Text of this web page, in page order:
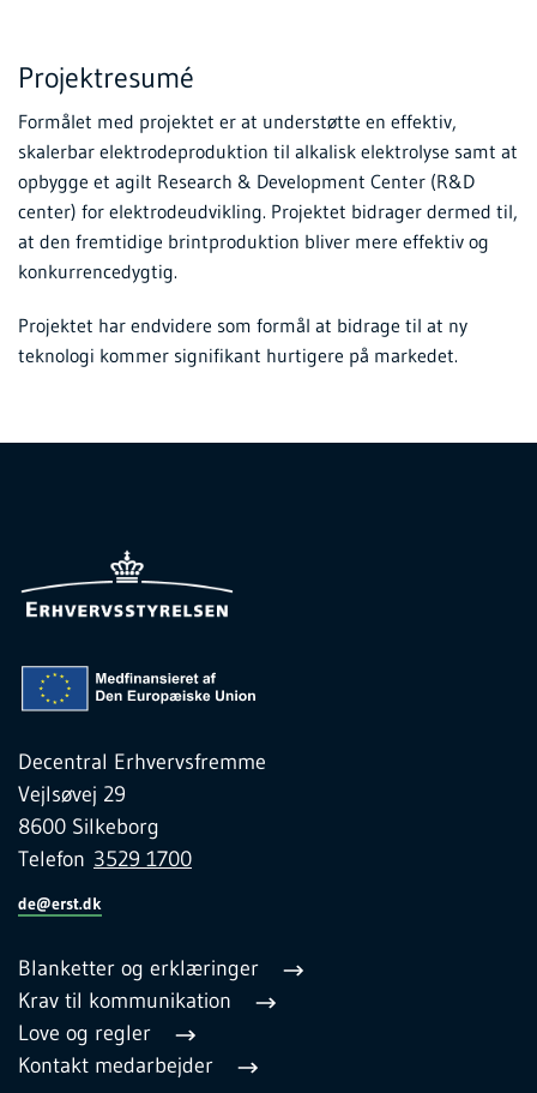
Projektresumé
Formålet med projektet er at understøtte en effektiv,
skalerbar elektrodeproduktion til alkalisk elektrolyse samt at
opbygge et agilt Research & Development Center (R&D
center) for elektrodeudvikling. Projektet bidrager dermed til,
at den fremtidige brintproduktion bliver mere effektiv og
konkurrencedygtig.
Projektet har endvidere som formål at bidrage til at ny
teknologi kommer signifikant hurtigere på markedet.
Decentral Erhvervsfremme
Vejlsøvej 29
8600 Silkeborg
Telefon 3529 1700
de@erst.dk
Blanketter og erklæringer
Krav til kommunikation
Love og regler
Kontakt medarbejder